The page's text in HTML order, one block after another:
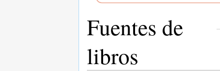
Fuentes de
libros